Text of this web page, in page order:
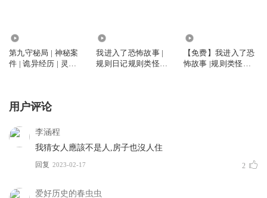
第九守秘局 | 神秘案
件 | 诡异经历 | 灵异
我进入了恐怖故事 |
规则日记规则类怪谈|
【免费】我进入了恐
怖故事 |规则类怪谈|
用户评论
李涵程
我猜女人應該不是人,房子也沒人住
回复 2023-02-17 2
爱好历史的春虫虫